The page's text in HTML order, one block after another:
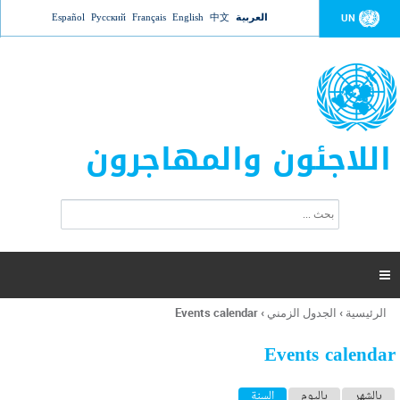
Jump to navigation UN العربية 中文
English
Français
Русский
Español
اللاجئون والمهاجرون
ت
ر
ل
ح
ب

أنت
هنا
الرئيسية › الجدول الزمني ›
Events calendar
Events calendar